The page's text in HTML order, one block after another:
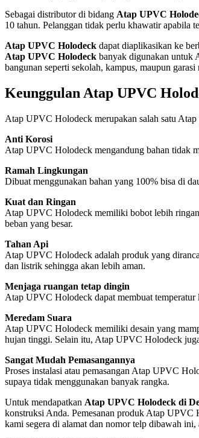
Sebagai distributor di bidang Atap UPVC
10 tahun. Pelanggan tidak perlu khawatir
Atap UPVC Holodeck dapat diaplikasikan ke
Atap UPVC Holodeck banyak digunakan untuk
bangunan seperti sekolah, kampus, maupun garasi
Keunggulan Atap UPVC
Atap UPVC Holodeck merupakan salah satu
Anti Korosi
Atap UPVC Holodeck mengandung bahan tidak
Ramah Lingkungan
Dibuat menggunakan bahan yang 100% bisa di
Kuat dan Ringan
Atap UPVC Holodeck memiliki bobot lebih
beban yang besar.
Tahan Api
Atap UPVC Holodeck adalah produk yang
dan listrik sehingga akan lebih aman.
Menjaga ruangan tetap dingin
Atap UPVC Holodeck dapat membuat temperatur
Meredam Suara
Atap UPVC Holodeck memiliki desain yang
hujan tinggi. Selain itu, Atap UPVC Holodeck
Sangat Mudah Pemasangannya
Proses instalasi atau pemasangan Atap UPVC
supaya tidak menggunakan banyak rangka.
Untuk mendapatkan Atap UPVC Holodeck di
konstruksi Anda. Pemesanan produk Atap
kami segera di alamat dan nomor telp dibawah